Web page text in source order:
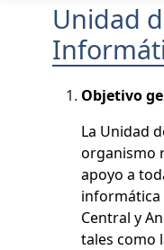
Unidad
Objetivo
La Unidad
organismo
apoyo a
informática
Central y
tales como